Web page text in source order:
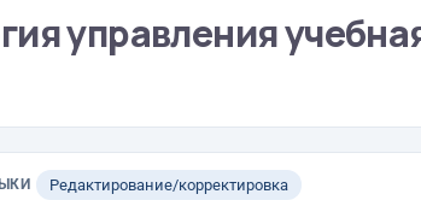
управления
Редактирование/корректировка